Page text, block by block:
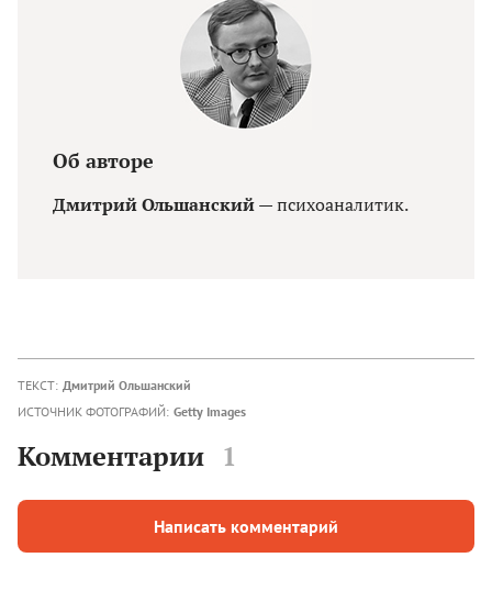
Об авторе
Дмитрий Ольшанский— психоаналитик.
ТЕКСТ: Дмитрий Ольшанский
ИСТОЧНИК ФОТОГРАФИЙ: Getty Images
Комментарии 1
Написать комментарий